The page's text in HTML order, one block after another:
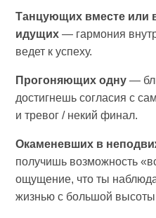
Танцующих вместе или
идущих — гармония
ведет к успеху.
Прогоняющих одну —
достигнешь согласия с
и тревог / некий финал.
Окаменевших в
получишь возможность
ощущение, что ты
жизнью с большой